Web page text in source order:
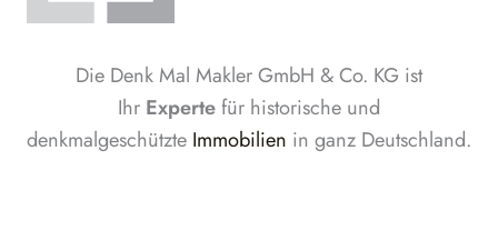
Die Denk Mal Makler GmbH & Co. KG ist
Ihr Expertefür historische und
denkmalgeschützte Immobilien in ganz Deutschland.